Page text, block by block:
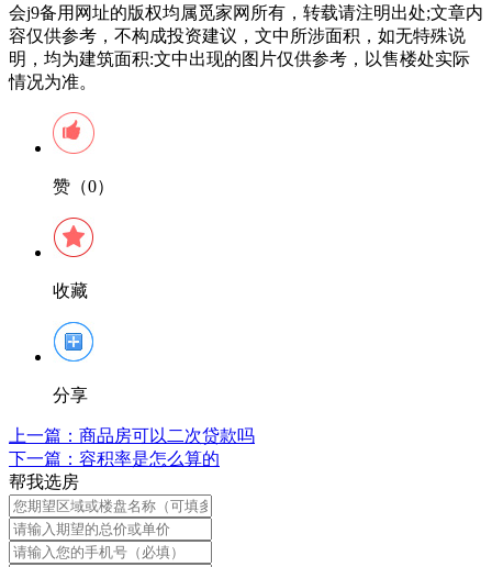
会j9备用网址的版权均属觅家网所有，转载请注明出处;文章内
容仅供参考，不构成投资建议，文中所涉面积，如无特殊说
明，均为建筑面积:文中出现的图片仅供参考，以售楼处实际
情况为准。
赞（0）
收藏
分享
上一篇： 商品房可以二次贷款吗
下一篇： 容积率是怎么算的
帮我选房